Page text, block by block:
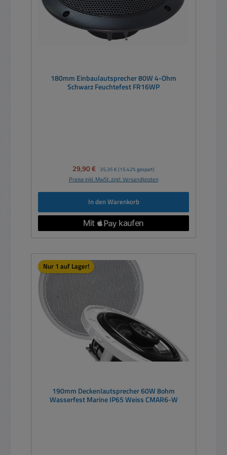
180mm Einbaulautsprecher 80W 4-Ohm
Schwarz Feuchtefest FR16WP
Verkaufspreis:
29,90 € Regulärer Preis:
35,35 € (15.42% gespart)
Preise inkl. MwSt. zzgl. Versandkosten
In den Warenkorb
Nur 1 auf Lager!
190mm Deckenlautsprecher 60W 8ohm
Wasserfest Marine IP65 Weiss CMAR6-W